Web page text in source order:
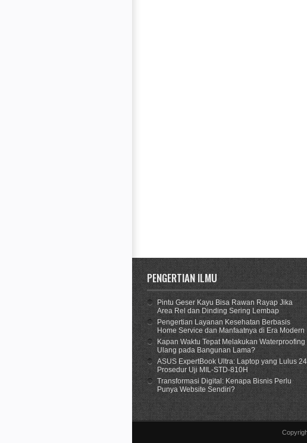
PENGERTIAN ILMU
Pintu Geser Kayu Bisa Rawan Rayap Jika
Area Rel dan Dinding Sering Lembap
Pengertian Layanan Kesehatan Berbasis
Home Service dan Manfaatnya di Era Modern
Kapan Waktu Tepat Melakukan Waterproofing
Ulang pada Bangunan Lama?
ASUS ExpertBook Ultra: Laptop yang Lulus 24
Prosedur Uji MIL-STD-810H
Transformasi Digital: Kenapa Bisnis Perlu
Punya Website Sendiri?